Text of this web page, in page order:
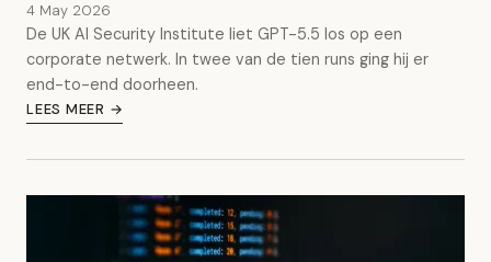
4 May 2026
De UK AI Security Institute liet GPT-5.5 los op een
corporate netwerk. In twee van de tien runs ging hij er
end-to-end doorheen.
LEES MEER →